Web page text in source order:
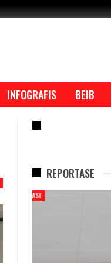
INFOGRAFIS BEIB
REPORTASE